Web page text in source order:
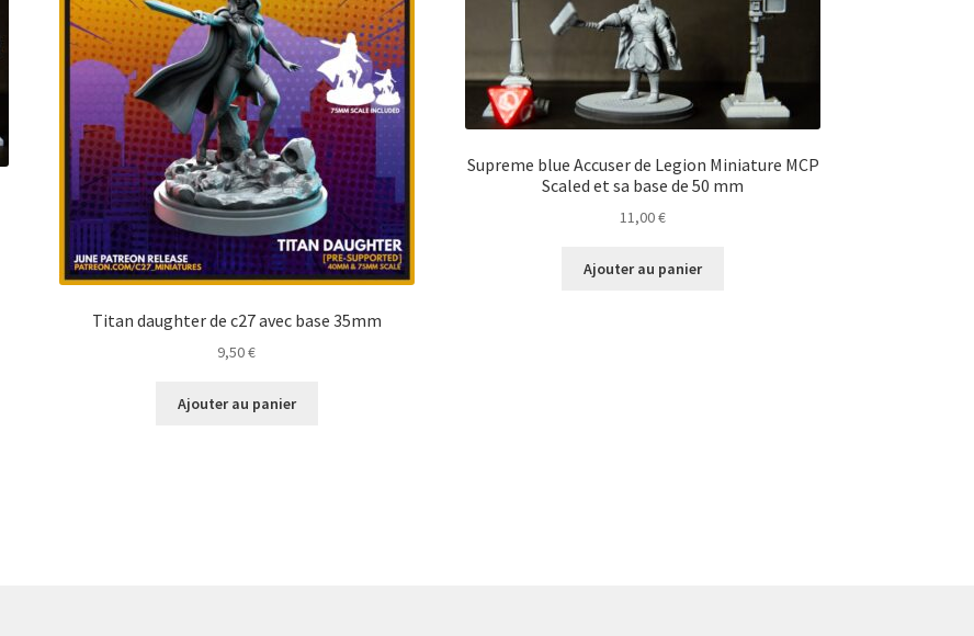
Titan daughter de c27 avec base 35mm
9,50€
Ajouter au panier
Supreme blue Accuser de Legion Miniature MCP
Scaled et sa base de 50 mm
11,00€
Ajouter au panier